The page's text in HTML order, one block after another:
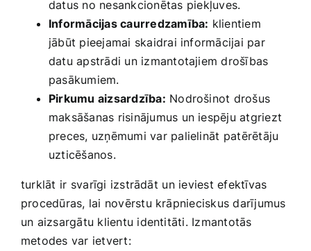
datus no nesankcionētas⁣ piekļuves.
Informācijas caurredzamība: klientiem
jābūt pieejamai skaidrai​ informācijai ​par
datu‌ apstrādi un izmantotajiem drošības
pasākumiem.
Pirkumu aizsardzība: Nodrošinot drošus
maksāšanas risinājumus un iespēju atgriezt
preces, uzņēmumi var palielināt ⁢patērētāju
uzticēšanos.
turklāt⁢ ir svarīgi​ izstrādāt ⁤un ieviest efektīvas
procedūras, lai novērstu krāpnieciskus darījumus
un aizsargātu klientu identitāti. Izmantotās
metodes var ietvert: